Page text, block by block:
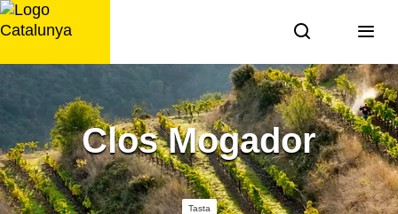
Saltar
al
Clos Mogador
Tasta